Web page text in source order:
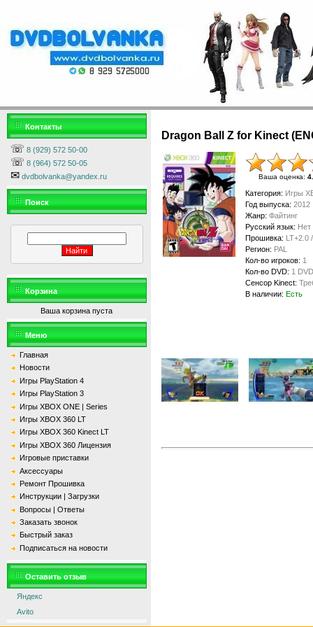
Контакты
☏ 8 (929) 572 50-00
☏ 8 (964) 572 50-05
✉ dvdbolvanka@yandex.ru
Поиск
Корзина
Ваша корзина пуста
Меню
Главная
Новости
Игры PlayStation 4
Игры PlayStation 3
Игры XBOX ONE | Series
Игры XBOX 360 LT
Игры XBOX 360 Kinect LT
Игры XBOX 360 Лицензия
Игровые приставки
Аксессуары
Ремонт Прошивка
Инструкции | Загрузки
Вопросы | Ответы
Заказать звонок
Быстрый заказ
Подписаться на новости
Оставить отзыв
Яндекс
Avito
Dragon Ball Z for Kinect
Ваша оценка:
Категория: Игры
Год выпуска: 2012
Жанр: Файтинг
Русский язык: Нет
Прошивка: LT+2.0
Регион: PAL
Кол-во игроков: 1
Кол-во DVD: 1 DVD
Сенсор Kinect:
В наличии: Есть